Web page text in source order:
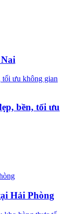
bền, tối ưu
Hải Phòng